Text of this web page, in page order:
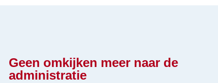
Geen omkijken meer naar de
administratie